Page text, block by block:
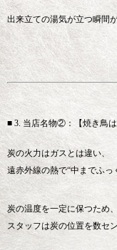
出来立ての湯気が立つ瞬間
■ 3. 当店名物②：【焼き鳥は
炭の火力はガスとは違い、
遠赤外線の熱で“中までふっ
炭の温度を一定に保つため、
スタッフは炭の位置を数セ